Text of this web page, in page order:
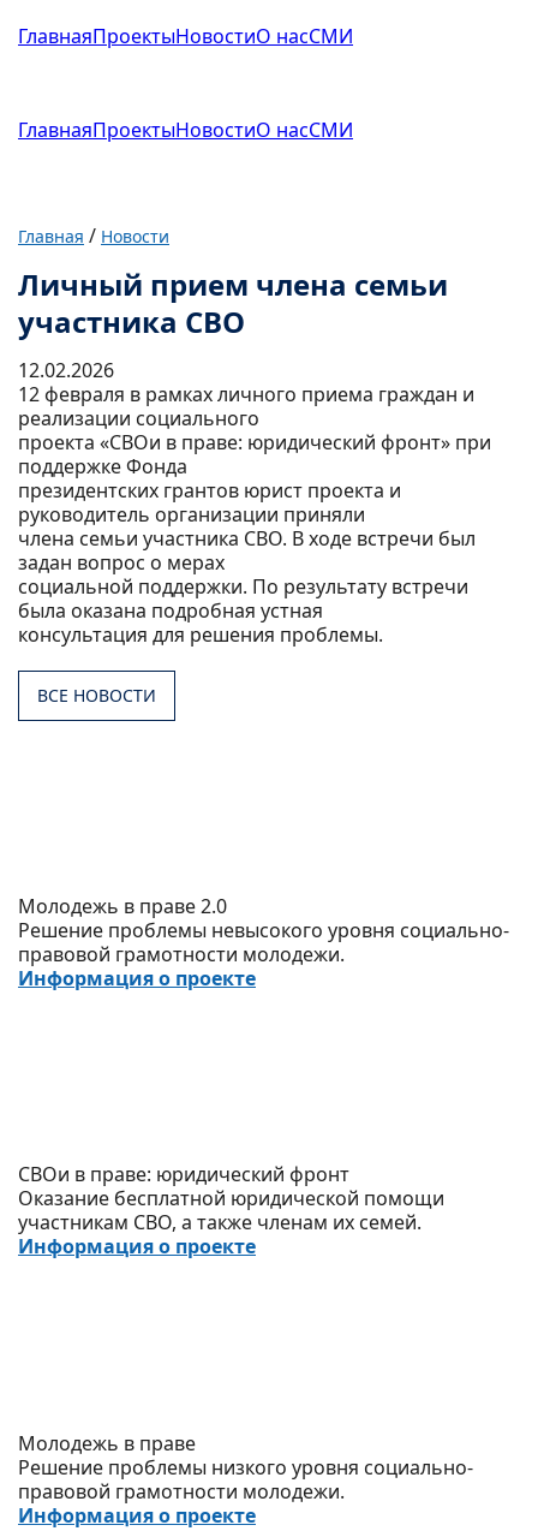
ГлавнаяПроектыНовостиО насСМИ
ГлавнаяПроектыНовостиО насСМИ
Главная / Новости
Личный прием члена семьи
участника СВО
12.02.2026
12 февраля в рамках личного приема граждан и
реализации социального
проекта «СВОи в праве: юридический фронт» при
поддержке Фонда
президентских грантов юрист проекта и
руководитель организации приняли
члена семьи участника СВО. В ходе встречи был
задан вопрос о мерах
социальной поддержки. По результату встречи
была оказана подробная устная
консультация для решения проблемы.
ВСЕ НОВОСТИ
Молодежь в праве 2.0
Решение проблемы невысокого уровня социально-
правовой грамотности молодежи.
Информация о проекте
СВОи в праве: юридический фронт
Оказание бесплатной юридической помощи
участникам СВО, а также членам их семей.
Информация о проекте
Молодежь в праве
Решение проблемы низкого уровня социально-
правовой грамотности молодежи.
Информация о проекте